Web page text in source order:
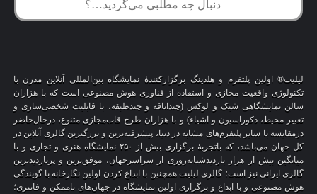
لیلیت® اولین پلتفرم و هلدینگ برگزارکنندهٔ نمایشگاه بین‌المللی آنلاین مدرن با
تکنولوژی واقعیت مجازی و استفاده از فناوری هوش مصنوعی است که با هزاران
سالن نمایشگاهی شیک و لوکس (چنداتاقه و چندطبقه، با قابلیت شخصی‌سازی و
تغییر محیط، دکوراسیون و اشیاء) و با هزاران طرح قاب‌مجازی متنوع، درحال‌حاضر
درمقایسه با سایر پلتفرم‌های مشابه در دنیا، پیشرفته‌ترین و بزرگترین گالری آنلاین در
کل جهان می‌باشد، که باتجربهٔ برگزاری بیش از ۲۵۰ نمایشگاه هنری و تجاری و با
میانگین بیش از هزار بازدیدشبانه‌روزی از سراسرجهان، موفق‌ترین و پربازدیدترین
گالری ایرانی نیز است؛ گالری لیلیت همچنین با ابداع کردن اولین نگارخانه با گویندگی
هوش مصنوعی و با ابداع و برگزاری اولین نمایشگاه در جهان‌های ناممکن و فانتزی؛